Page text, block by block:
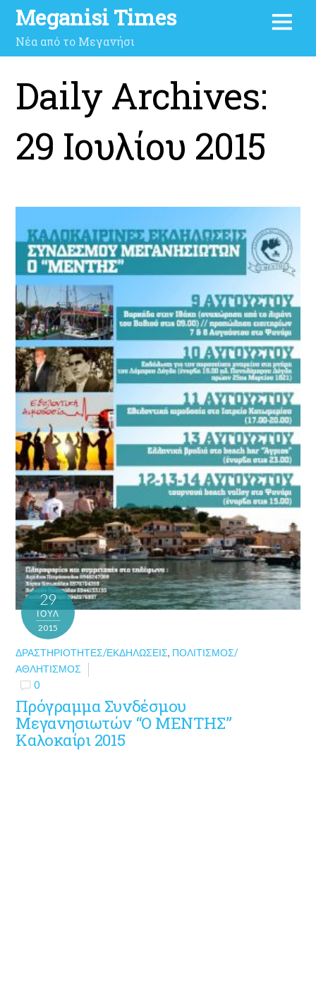
Meganisi Times
Νέα από το Μεγανήσι
Daily Archives:
29 Ιουλίου 2015
29
ΙΟΎΛ
2015
ΔΡΑΣΤΗΡΙΌΤΗΤΕΣ/ΕΚΔΗΛΏΣΕΙΣ, ΠΟΛΙΤΙΣΜΌΣ/
ΑΘΛΗΤΙΣΜΌΣ
0
Πρόγραμμα Συνδέσμου
Μεγανησιωτών “Ο ΜΕΝΤΗΣ”
Καλοκαίρι 2015